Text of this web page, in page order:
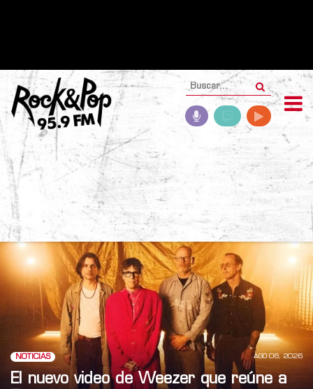
NOTICIAS AGO 06, 2026
El nuevo video de Weezer que reúne a